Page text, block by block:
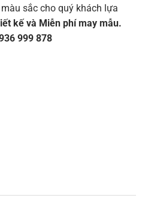
sắc cho quý khách lựa
kế và Miễn phí may mẫu.
999 878